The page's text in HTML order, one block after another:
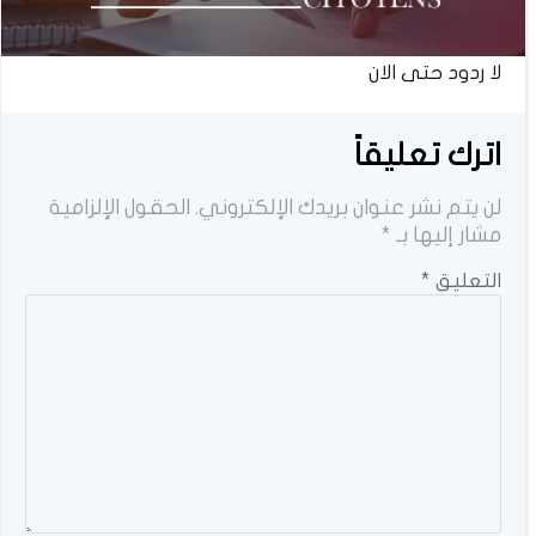
لا ردود حتى الان
اترك تعليقاً
لن يتم نشر عنوان بريدك الإلكتروني. الحقول الإلزامية
مشار إليها بـ *
التعليق *